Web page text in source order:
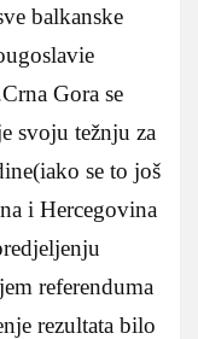
balkanske
Gora se
svoju težnju za
se to još
i Hercegovina
referenduma
rezultata bilo